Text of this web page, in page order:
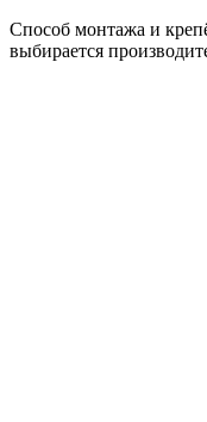
Способ монтажа и
выбирается